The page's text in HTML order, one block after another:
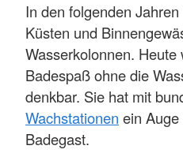
In den folgenden
Küsten und
Wasserkolonnen.
Badespaß ohne die
denkbar. Sie hat mit
Wachstationen ein
Badegast.